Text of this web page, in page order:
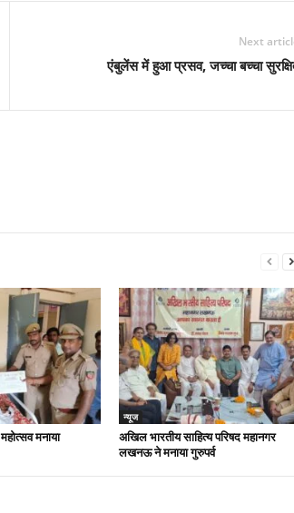
Next
एंबुलेंस में हुआ प्रसव, जच्चा बच्चा
मनाया
न्यूज
अखिल भारतीय साहित्य परिषद महानगर
लखनऊ ने मनाया गुरुपर्व